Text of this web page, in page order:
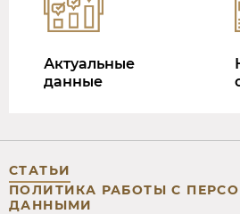
Актуальные
данные
СТАТЬИ
ПОЛИТИКА РАБОТЫ С
ДАННЫМИ